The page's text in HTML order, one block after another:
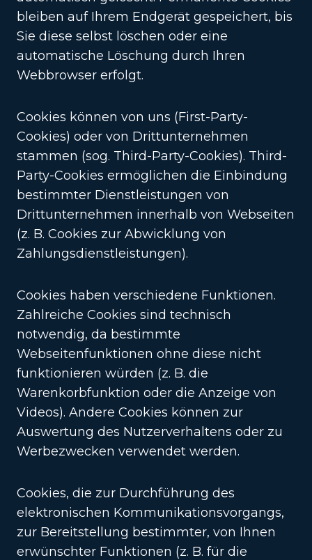
bleiben auf Ihrem Endgerät gespeichert, bis
Sie diese selbst löschen oder eine
automatische Löschung durch Ihren
Webbrowser erfolgt.
Cookies können von uns (First-Party-
Cookies) oder von Drittunternehmen
stammen (sog. Third-Party-Cookies). Third-
Party-Cookies ermöglichen die Einbindung
bestimmter Dienstleistungen von
Drittunternehmen innerhalb von Webseiten
(z. B. Cookies zur Abwicklung von
Zahlungsdienstleistungen).
Cookies haben verschiedene Funktionen.
Zahlreiche Cookies sind technisch
notwendig, da bestimmte
Webseitenfunktionen ohne diese nicht
funktionieren würden (z. B. die
Warenkorbfunktion oder die Anzeige von
Videos). Andere Cookies können zur
Auswertung des Nutzerverhaltens oder zu
Werbezwecken verwendet werden.
Cookies, die zur Durchführung des
elektronischen Kommunikationsvorgangs,
zur Bereitstellung bestimmter, von Ihnen
erwünschter Funktionen (z. B. für die